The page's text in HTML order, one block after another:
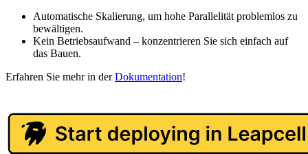
Automatische Skalierung, um hohe Parallelität problemlos zu
bewältigen.
Kein Betriebsaufwand – konzentrieren Sie sich einfach auf
das Bauen.
Erfahren Sie mehr in derDokumentation!